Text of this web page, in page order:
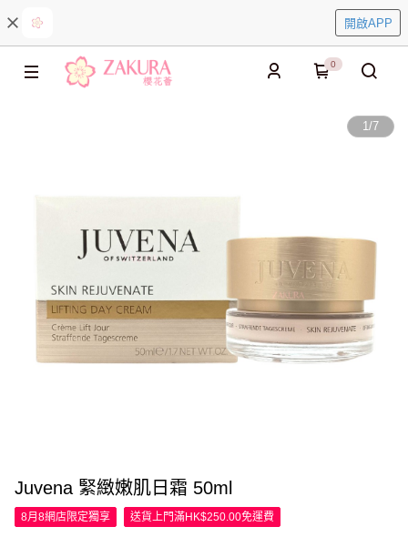
開啟APP
0
1/7
Juvena 緊緻嫩肌日霜 50ml
8月8網店限定獨享 送貨上門滿HK$250.00免運費